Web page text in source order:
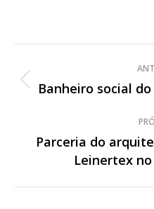
Navegação
deBanheiro social
Parceria do
Leinertex